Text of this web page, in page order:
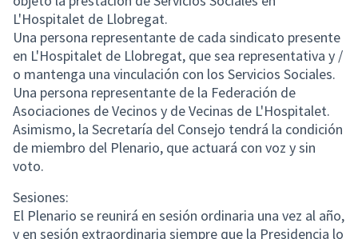
L'Hospitalet de Llobregat.
Una persona representante de cada sindicato presente
en L'Hospitalet de Llobregat, que sea representativa y /
o mantenga una vinculación con los Servicios Sociales.
Una persona representante de la Federación de
Asociaciones de Vecinos y de Vecinas de L'Hospitalet.
Asimismo, la Secretaría del Consejo tendrá la condición
de miembro del Plenario, que actuará con voz y sin
voto.
Sesiones:
El Plenario se reunirá en sesión ordinaria una vez al año,
y en sesión extraordinaria siempre que la Presidencia lo